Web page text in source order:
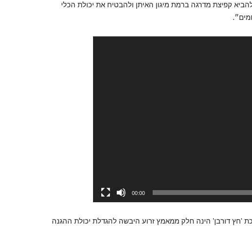
קפיצת מדרגה ברמת מיגון האיתן ולהבטיח את יכולת הכלי
00:00
'חץ דורבן' הינה חלק ממאמץ זרוע היבשה להגדלת יכולת ההגנה